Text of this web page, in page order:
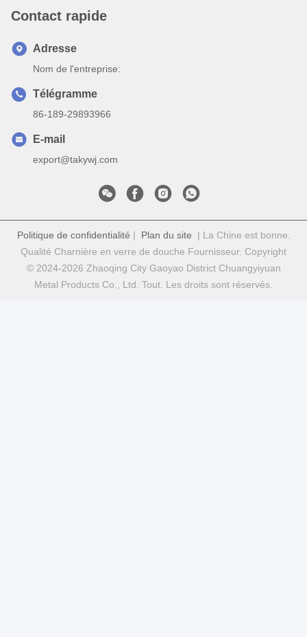
Contact rapide
Adresse
Nom de l'entreprise:
Télégramme
86-189-29893966
E-mail
export@takywj.com
Politique de confidentialité | Plan du site | La Chine est bonne.
Qualité Charnière en verre de douche Fournisseur. Copyright
© 2024-2026 Zhaoqing City Gaoyao District Chuangyiyuan
Metal Products Co., Ltd. Tout. Les droits sont réservés.